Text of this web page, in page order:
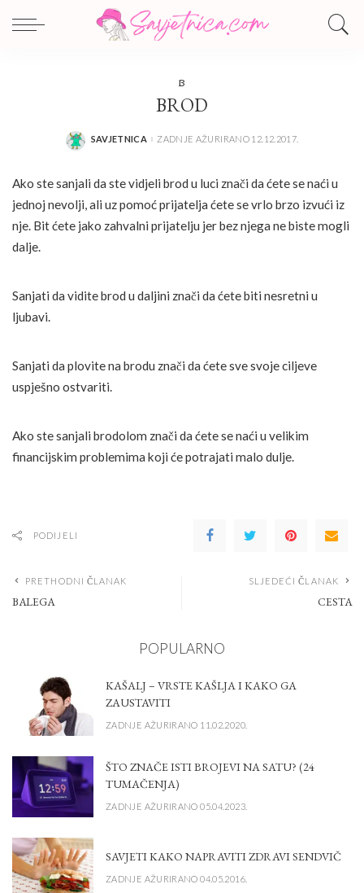
B
BROD
POSTED
SAVJETNICA ZADNJE AŽURIRANO 12.12.2017.
Ako ste sanjali da ste vidjeli brod u luci znači da ćete se naći u
jednoj nevolji, ali uz pomoć prijatelja ćete se vrlo brzo izvući iz
nje. Bit ćete jako zahvalni prijatelju jer bez njega ne biste mogli
dalje.
Sanjati da vidite brod u daljini znači da ćete biti nesretni u
ljubavi.
Sanjati da plovite na brodu znači da ćete sve svoje ciljeve
uspješno ostvariti.
Ako ste sanjali brodolom znači da ćete se naći u velikim
financijskim problemima koji će potrajati malo dulje.
PODIJELI
PRETHODNI ČLANAK
BALEGA
SLJEDEĆI ČLANAK
CESTA
POPULARNO
KAŠALJ – VRSTE KAŠLJA I KAKO GA
ZAUSTAVITI
ZADNJE AŽURIRANO 11.02.2020.
ŠTO ZNAČE ISTI BROJEVI NA SATU? (24
TUMAČENJA)
ZADNJE AŽURIRANO 05.04.2023.
SAVJETI KAKO NAPRAVITI ZDRAVI SENDVIČ
ZADNJE AŽURIRANO 04.05.2016.